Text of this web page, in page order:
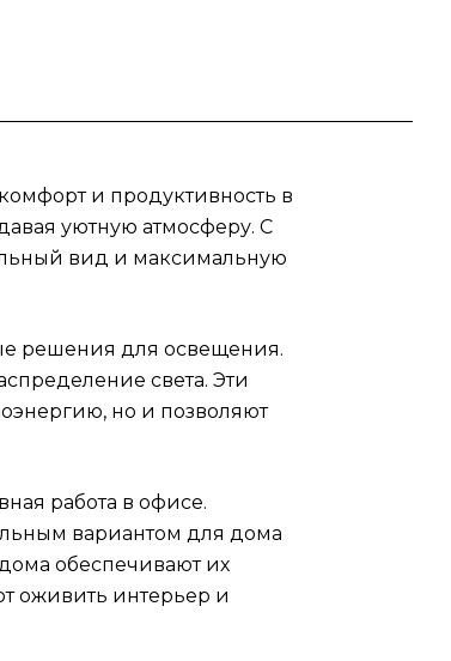
и продуктивность в
уютную атмосферу. С
вид и максимальную
решения для освещения.
света. Эти
но и позволяют
работа в офисе.
вариантом для дома
обеспечивают их
оживить интерьер и